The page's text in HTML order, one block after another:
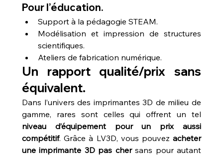
Pour l’éducation.
Support à la pédagogie STEAM.
Modélisation et impression de structures
scientifiques.
Ateliers de fabrication numérique.
Un rapport qualité/prix sans
équivalent.
Dans l’univers des imprimantes 3D de milieu de
niveau d’équipement pour un prix aussi
compétitif. Grâce à LV3D, vous pouvez acheter
une imprimante 3D pas cher sans pour autant